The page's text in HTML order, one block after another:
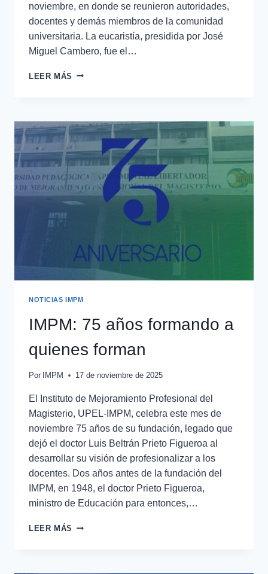
noviembre, en donde se reunieron autoridades,
docentes y demás miembros de la comunidad
universitaria. La eucaristía, presidida por José
Miguel Cambero, fue el…
LEER MÁS
NOTICIAS IMPM
IMPM: 75 años formando a
quienes forman
Por IMPM 17 de noviembre de 2025
El Instituto de Mejoramiento Profesional del
Magisterio, UPEL-IMPM, celebra este mes de
noviembre 75 años de su fundación, legado que
dejó el doctor Luis Beltrán Prieto Figueroa al
desarrollar su visión de profesionalizar a los
docentes. Dos años antes de la fundación del
IMPM, en 1948, el doctor Prieto Figueroa,
ministro de Educación para entonces,…
LEER MÁS